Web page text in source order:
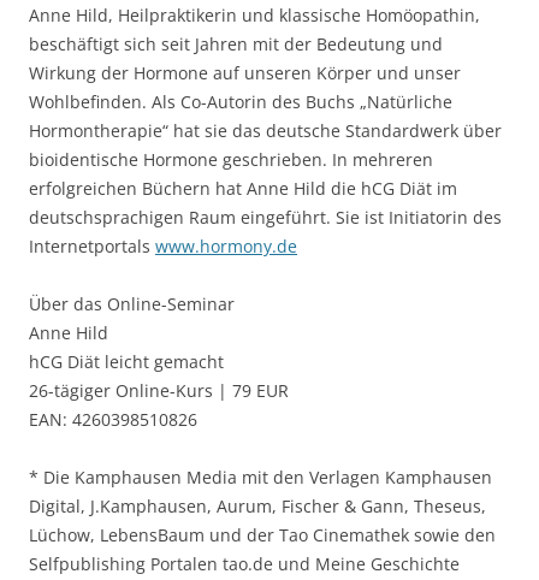
Anne Hild, Heilpraktikerin und klassische Homöopathin,
beschäftigt sich seit Jahren mit der Bedeutung und
Wirkung der Hormone auf unseren Körper und unser
Wohlbefinden. Als Co-Autorin des Buchs „Natürliche
Hormontherapie“ hat sie das deutsche Standardwerk über
bioidentische Hormone geschrieben. In mehreren
erfolgreichen Büchern hat Anne Hild die hCG Diät im
deutschsprachigen Raum eingeführt. Sie ist Initiatorin des
Internetportals www.hormony.de
Über das Online-Seminar
Anne Hild
hCG Diät leicht gemacht
26-tägiger Online-Kurs | 79 EUR
EAN: 4260398510826
* Die Kamphausen Media mit den Verlagen Kamphausen
Digital, J.Kamphausen, Aurum, Fischer & Gann, Theseus,
Lüchow, LebensBaum und der Tao Cinemathek sowie den
Selfpublishing Portalen tao.de und Meine Geschichte